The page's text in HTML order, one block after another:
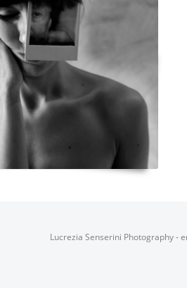
Lucrezia Senserini Photography -